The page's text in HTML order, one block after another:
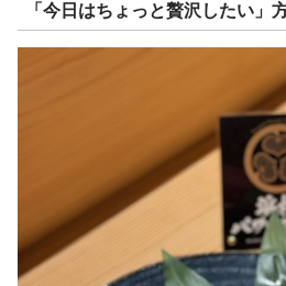
「今日はちょっと贅沢したい」